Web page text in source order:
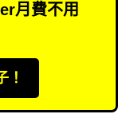
月費不用
！